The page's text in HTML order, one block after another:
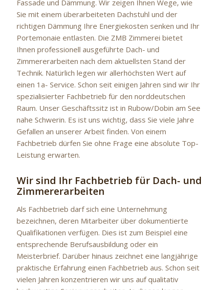
Fassade und Dämmung. Wir zeigen Ihnen Wege, wie
Sie mit einem überarbeiteten Dachstuhl und der
richtigen Dämmung Ihre Energiekosten senken und Ihr
Portemonaie entlasten. Die ZMB Zimmerei bietet
Ihnen professionell ausgeführte Dach- und
Zimmererarbeiten nach dem aktuellsten Stand der
Technik. Natürlich legen wir allerhöchsten Wert auf
einen 1a- Service. Schon seit einigen Jahren sind wir Ihr
spezialisierter Fachbetrieb für den norddeutschen
Raum. Unser Geschäftssitz ist in Rubow/Dobin am See
nahe Schwerin. Es ist uns wichtig, dass Sie viele Jahre
Gefallen an unserer Arbeit finden. Von einem
Fachbetrieb dürfen Sie ohne Frage eine absolute Top-
Leistung erwarten.
Wir sind Ihr Fachbetrieb für Dach- und
Zimmererarbeiten
Als Fachbetrieb darf sich eine Unternehmung
bezeichnen, deren Mitarbeiter über dokumentierte
Qualifikationen verfügen. Dies ist zum Beispiel eine
entsprechende Berufsausbildung oder ein
Meisterbrief. Darüber hinaus zeichnet eine langjährige
praktische Erfahrung einen Fachbetrieb aus. Schon seit
vielen Jahren konzentrieren wir uns auf qualitativ